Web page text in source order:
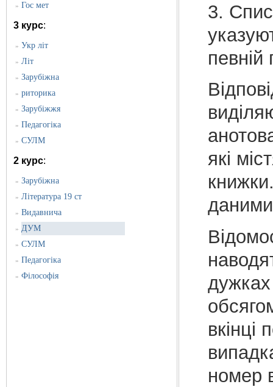
» Гос мет
3 курс:
» Укр літ
» Літ
» Зарубіжна
» риторика
» Зарубіжжя
» Педагогіка
» СУЛМ
2 курс:
» Зарубіжна
» Література 19 ст
» Видавнича
» ДУМ
» СУЛМ
» Педагогіка
» Філософія
3.
певній
які
дужках
номер